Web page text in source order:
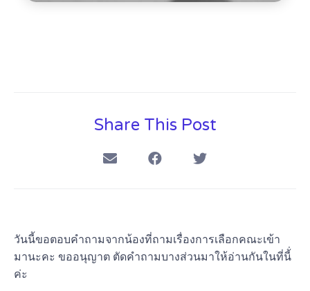
Share This Post
วันนี้ขอตอบคำถามจากน้องที่ถามเรื่องการเลือกคณะเข้า
มานะคะ ขออนุญาต ตัดคำถามบางส่วนมาให้อ่านกันในที่นี้่
ค่ะ